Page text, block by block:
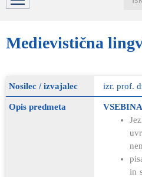
DOMOV
Medievistična
Nosilec / izvajalec izr. prof.
Opis predmeta
in